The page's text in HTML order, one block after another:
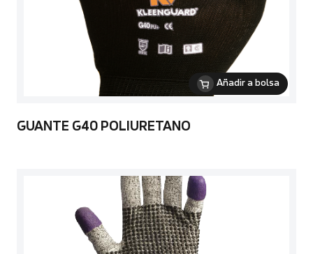
Añadir a bolsa
GUANTE G40 POLIURETANO